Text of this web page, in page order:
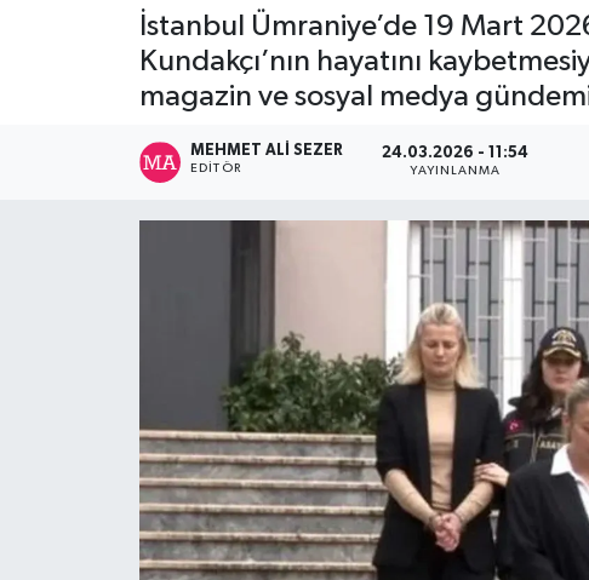
İstanbul Ümraniye’de 19 Mart
Kundakçı’nın hayatını
magazin ve sosyal medya
MEHMET ALI SEZER
EDITÖR
24.03.2026 - 11:54
YAYINLANMA